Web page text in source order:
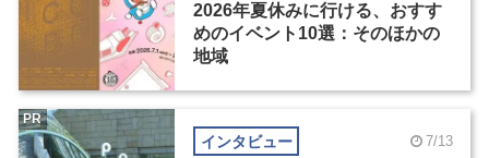
2026年夏休みに行ける、おすす
めのイベント10選：そのほかの
地域
インタビュー 7/13
PR